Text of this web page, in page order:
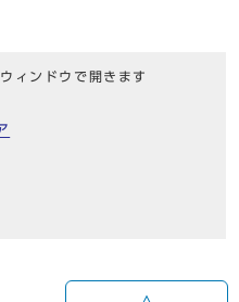
ィンドウで開きます